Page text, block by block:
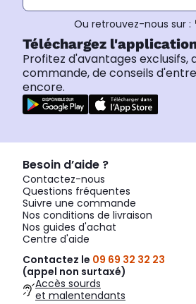
Ou retrouvez-nous sur :
Téléchargez
Profitez d'avantages exclusifs,
commande, de conseils
encore.
Besoin d’aide ?
Contactez-nous
Questions fréquentes
Suivre une commande
Nos conditions de livraison
Nos guides d'achat
Centre d'aide
Contactez le 09 69 32 32 23
(appel non surtaxé)
Accès sourds
et malentendants